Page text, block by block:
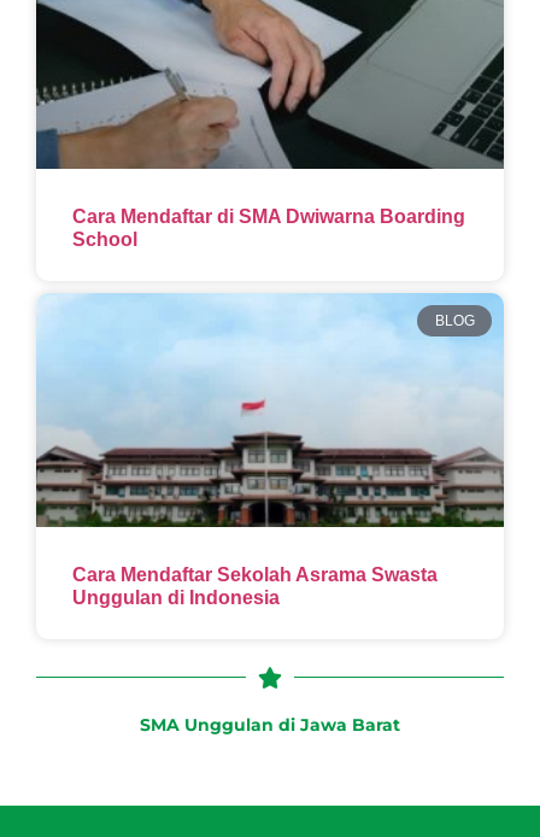
Cara Mendaftar di SMA Dwiwarna Boarding
School
BLOG
Cara Mendaftar Sekolah Asrama Swasta
Unggulan di Indonesia
SMA Unggulan di Jawa Barat